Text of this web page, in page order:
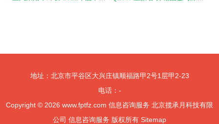
地址：北京市平谷区大兴庄镇顺福路甲2号1层甲2-23
电话：-
Copyright © 2026 www.fptfz.com 信息咨询服务 北京揽承月科技有限
公司 信息咨询服务 版权所有 Sitemap